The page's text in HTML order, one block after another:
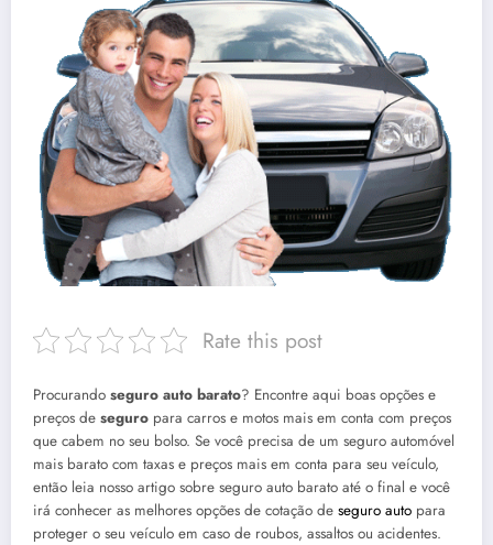
Rate this post
Procurando seguro auto barato? Encontre aqui boas opções e
preços de seguro para carros e motos mais em conta com preços
que cabem no seu bolso. Se você precisa de um seguro automóvel
mais barato com taxas e preços mais em conta para seu veículo,
então leia nosso artigo sobre seguro auto barato até o final e você
irá conhecer as melhores opções de cotação de seguro auto para
proteger o seu veículo em caso de roubos, assaltos ou acidentes.